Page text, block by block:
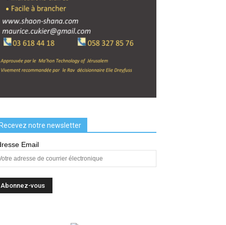
notre newsletter
Email